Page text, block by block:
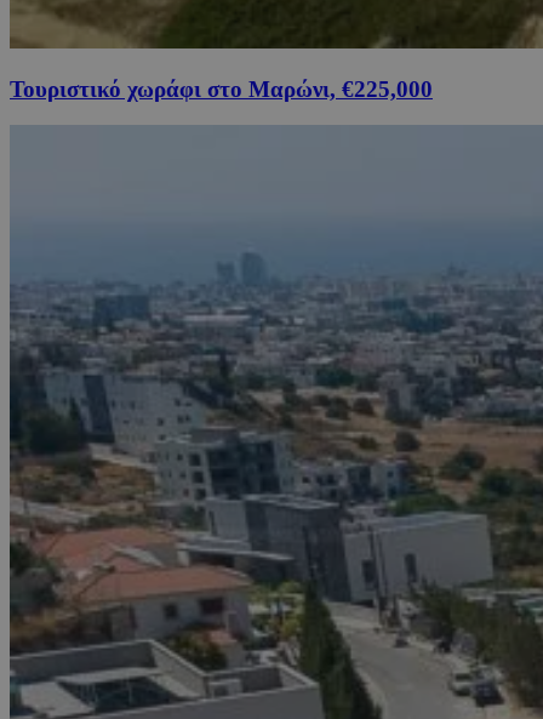
Τουριστικό χωράφι στο Μαρώνι, €225,000